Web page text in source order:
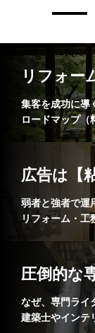
リフォー
集客を成功に導
ロードマップ（
広告は【
弱者と強者で運
リフォーム・工
圧倒的な
なぜ、専門ライ
建築士やインテ